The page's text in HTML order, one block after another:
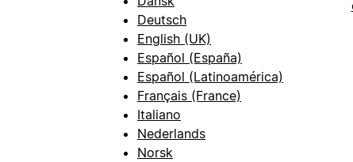
Deutsch
English (UK)
Español (España)
Español (Latinoamérica)
Français (France)
Italiano
Nederlands
Norsk